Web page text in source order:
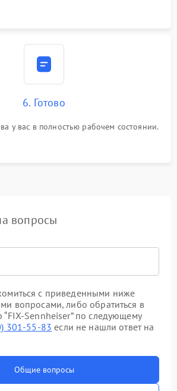
6. Готово
у вас в полностью рабочем состоянии.
вопросы
с приведенными ниже
вопросами, либо обратиться в
“FIX-Sennheiser” по следующему
301-55-83 если не нашли ответ на
Общие вопросы